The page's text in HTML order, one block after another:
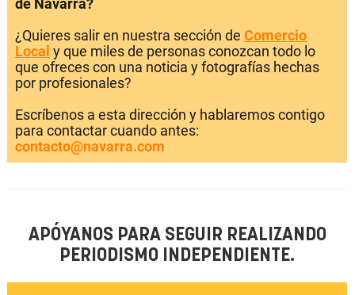
de Navarra?
¿Quieres salir en nuestra sección de Comercio
Local y que miles de personas conozcan todo lo
que ofreces con una noticia y fotografías hechas
por profesionales?
Escríbenos a esta dirección y hablaremos contigo
para contactar cuando antes:
contacto@navarra.com
APÓYANOS PARA SEGUIR REALIZANDO
PERIODISMO INDEPENDIENTE.